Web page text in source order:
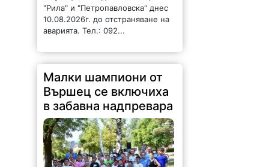
в забавна надпревара
61 | 2026-08-10 09:16:25
Детски спортен празник „Забавна
надпревара за малки шампиони“
изпълни с детски усмивки,